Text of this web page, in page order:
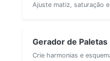
Ajuste matiz, saturação
Gerador de Paletas
Crie harmonias e